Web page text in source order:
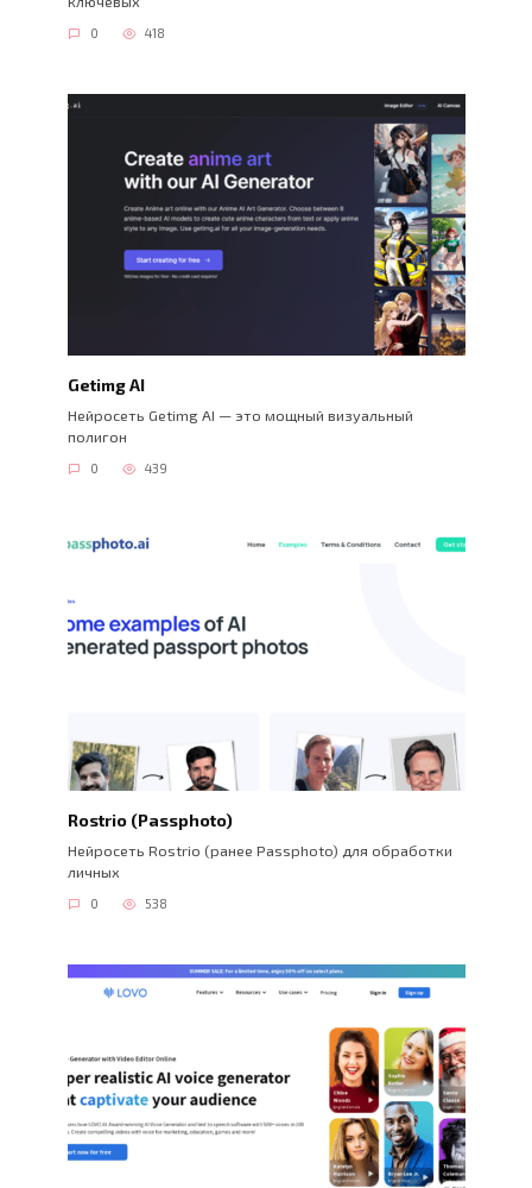
0 418
Getimg AI
Нейросеть Getimg AI — это мощный визуальный
полигон
0 439
Rostrio (Passphoto)
Нейросеть Rostrio (ранее Passphoto) для обработки
личных
0 538